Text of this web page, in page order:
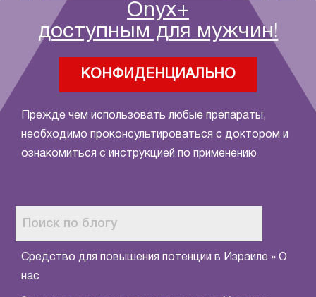
Onyx+
доступным для мужчин!
КОНФИДЕНЦИАЛЬНО
Прежде чем использовать любые препараты,
необходимо проконсультироваться с доктором и
ознакомиться с инструкцией по применению
Средство для повышения потенции в Израиле » О
нас